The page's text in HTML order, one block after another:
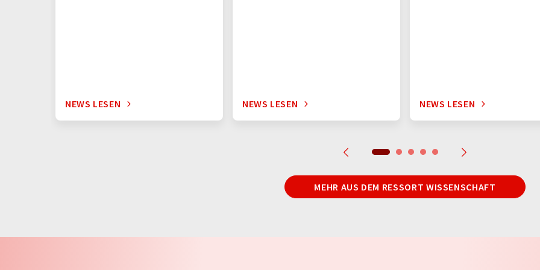
NEWS LESEN NEWS LESEN NEWS LESEN
MEHR AUS DEM RESSORT WISSENSCHAFT